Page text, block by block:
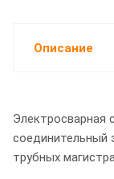
Описание
Электросварная
соединительный
трубных